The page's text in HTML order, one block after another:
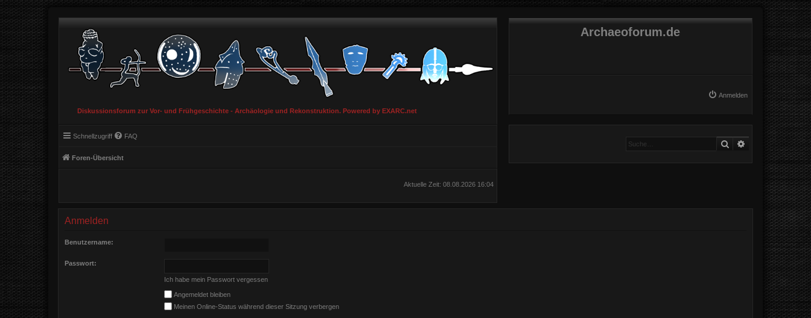
Diskussionsforum zur Vor- und Frühgeschichte - Archäologie und Rekonstruktion. Powered by EXARC.net
Archaeoforum.de
Anmelden
Schnellzugriff FAQ
Foren-Übersicht
Suche Erweiterte Suche
Aktuelle Zeit: 08.08.2026 16:04
Anmelden
Benutzername:
Passwort:
Ich habe mein Passwort vergessen
Angemeldet bleiben
Meinen Online-Status während dieser Sitzung verbergen